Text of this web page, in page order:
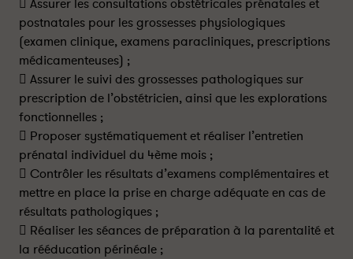
 Assurer les consultations obstétricales prénatales et
postnatales pour les grossesses physiologiques
(examen clinique, examens paracliniques, prescriptions
médicamenteuses) ;
 Assurer le suivi des grossesses pathologiques sur
prescription de l’obstétricien, ainsi que les explorations
fonctionnelles ;
 Proposer systématiquement et réaliser l’entretien
prénatal individuel du 4ème mois ;
 Contrôler les résultats d’examens complémentaires et
mettre en place la prise en charge adéquate en cas de
résultats pathologiques ;
 Réaliser les séances de préparation à la parentalité et
la rééducation périnéale ;